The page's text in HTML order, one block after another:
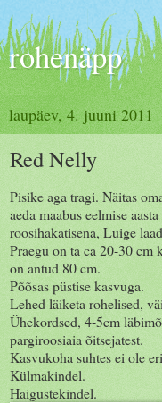
rohenäpp
laupäev, 4. juuni 2011
Red Nelly
Pisike aga tragi. Näitas
aeda maabus eelmise
roosihakatisena, Luige
Praegu on ta ca 20-30 cm
on antud 80 cm.
Põõsas püstise kasvuga.
Lehed läiketa rohelised,
Ühekordsed, 4-5cm
pargiroosiaia õitsejatest.
Kasvukoha suhtes ei ole
Külmakindel.
Haigustekindel.